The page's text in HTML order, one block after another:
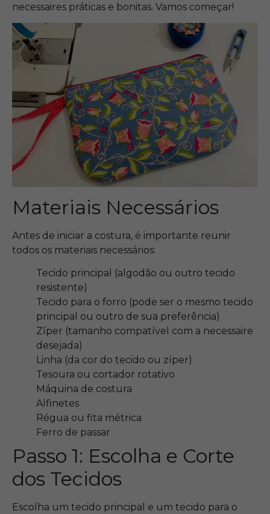
necessaires práticas e bonitas. Vamos começar!
Materiais Necessários
Antes de iniciar a costura, é importante reunir
todos os materiais necessários:
Tecido principal (algodão ou outro tecido
resistente)
Tecido para o forro (pode ser o mesmo tecido
principal ou outro de sua preferência)
Zíper (tamanho compatível com a necessaire
desejada)
Linha (da cor do tecido ou zíper)
Tesoura ou cortador rotativo
Máquina de costura
Alfinetes
Régua ou fita métrica
Ferro de passar
Passo 1: Escolha e Corte
dos Tecidos
Escolha um tecido principal e um tecido para o